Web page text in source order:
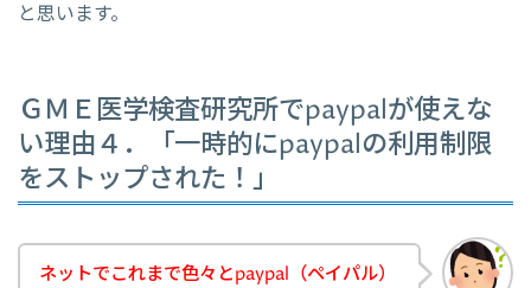
と思います。
ＧＭＥ医学検査研究所でpaypalが使えな
い理由４．「一時的にpaypalの利用制限
をストップされた！」
ネットでこれまで色々とpaypal（ペイパル）